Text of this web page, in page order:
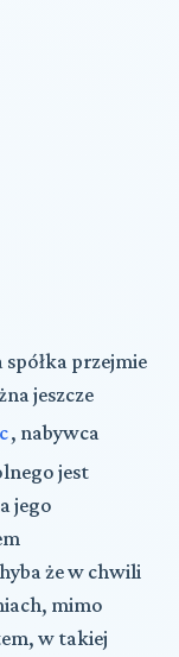
spółka przejmie
jeszcze
, nabywca
jest
jego
że w chwili
mimo
w takiej